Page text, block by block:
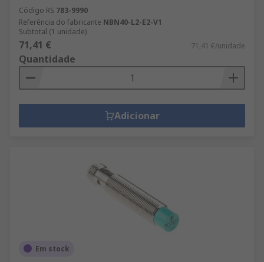
Código RS 783-9990
Referência do fabricante NBN40-L2-E2-V1
Subtotal (1 unidade)
71,41 € 71,41 €/unidade
Quantidade
Adicionar
Em stock